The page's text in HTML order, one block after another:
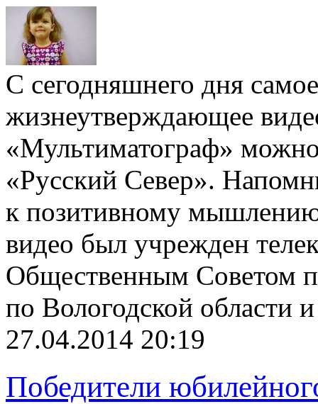
С сегодняшнего дня
жизнеутверждающее
«Мультиматограф»
«Русский Север».
к позитивному
видео был учрежден
Общественным Советом
по Вологодской области
27.04.2014 20:19
Победители